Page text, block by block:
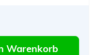
Warenkorb